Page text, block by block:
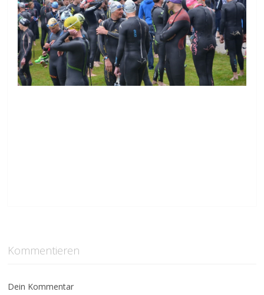
Kommentieren
Dein Kommentar